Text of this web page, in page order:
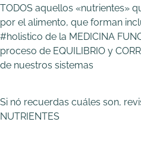
TODOS aquellos «nutrientes»
por el alimento, que forman
#holistico de la MEDICINA
proceso de EQUILIBRIO y
de nuestros sistemas
Si nó recuerdas cuáles son,
NUTRIENTES